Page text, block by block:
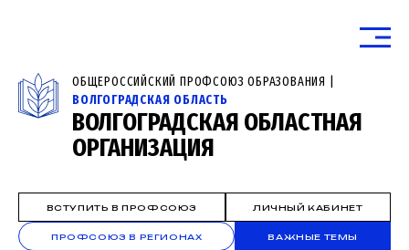
ОБЩЕРОССИЙСКИЙ ПРОФСОЮЗ ОБРАЗОВАНИЯ |
ВОЛГОГРАДСКАЯ ОБЛАСТЬ
ВОЛГОГРАДСКАЯ ОБЛАСТНАЯ
ОРГАНИЗАЦИЯ
ВСТУПИТЬ В ПРОФСОЮЗ ЛИЧНЫЙ КАБИНЕТ
ПРОФСОЮЗ В РЕГИОНАХ ВАЖНЫЕ ТЕМЫ